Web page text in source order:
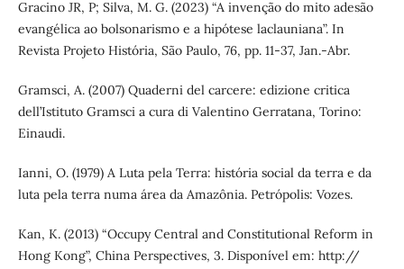
Gracino JR, P; Silva, M. G. (2023) “A invenção do mito adesão
evangélica ao bolsonarismo e a hipótese laclauniana”. In
Revista Projeto História, São Paulo, 76, pp. 11-37, Jan.-Abr.
Gramsci, A. (2007) Quaderni del carcere: edizione critica
dell’Istituto Gramsci a cura di Valentino Gerratana, Torino:
Einaudi.
Ianni, O. (1979) A Luta pela Terra: história social da terra e da
luta pela terra numa área da Amazônia. Petrópolis: Vozes.
Kan, K. (2013) “Occupy Central and Constitutional Reform in
Hong Kong”, China Perspectives, 3. Disponível em: http://